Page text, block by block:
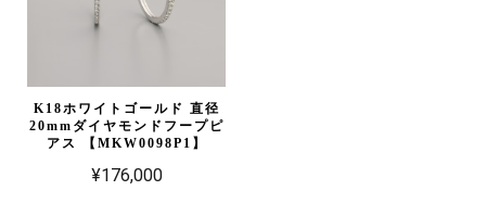
K18ホワイトゴールド 直径
20mmダイヤモンドフープピ
アス 【MKW0098P1】
¥176,000